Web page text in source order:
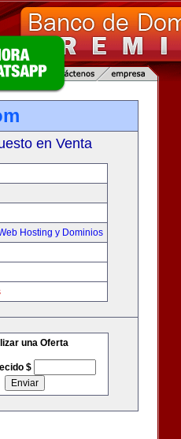
en Venta
Hosting y Dominios
una Oferta
$